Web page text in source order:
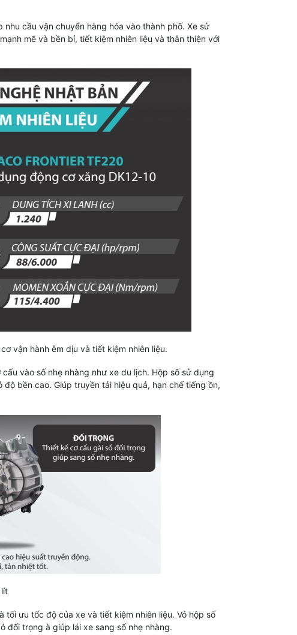
cầu vận chuyển hàng hóa vào thành phố. Xe sử
mẽ và bền bỉ, tiết kiệm nhiên liệu và thân thiện với
vận hành êm dịu và tiết kiệm nhiên liệu.
vào số nhẹ nhàng như xe du lịch. Hộp số sử dụng
bền cao. Giúp truyền tải hiệu quả, hạn chế tiếng ồn,
tối ưu tốc độ của xe và tiết kiệm nhiên liệu. Vỏ hộp số
đối trọng à giúp lái xe sang số nhẹ nhàng.